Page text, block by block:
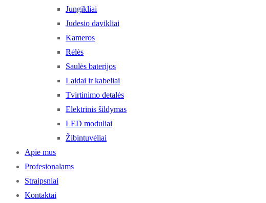
Jungikliai
Judesio davikliai
Kameros
Rėlės
Saulės baterijos
Laidai ir kabeliai
Tvirtinimo detalės
Elektrinis šildymas
LED moduliai
Žibintuvėliai
Apie mus
Profesionalams
Straipsniai
Kontaktai